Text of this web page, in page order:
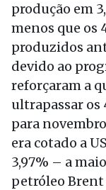
produção em
menos que os
produzidos
devido ao
reforçaram a
ultrapassar os
para
era cotado a
3,97% – a
petróleo Brent